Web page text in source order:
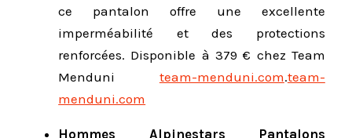
ce pantalon offre une excellente
imperméabilité et des protections
renforcées. Disponible à 379 € chez Team
Menduni
team-menduni.com.team-
menduni.com
Hommes Alpinestars Pantalons